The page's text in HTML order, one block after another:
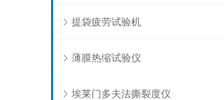
提袋疲劳试验机
薄膜热缩试验仪
埃莱门多夫法撕裂度仪